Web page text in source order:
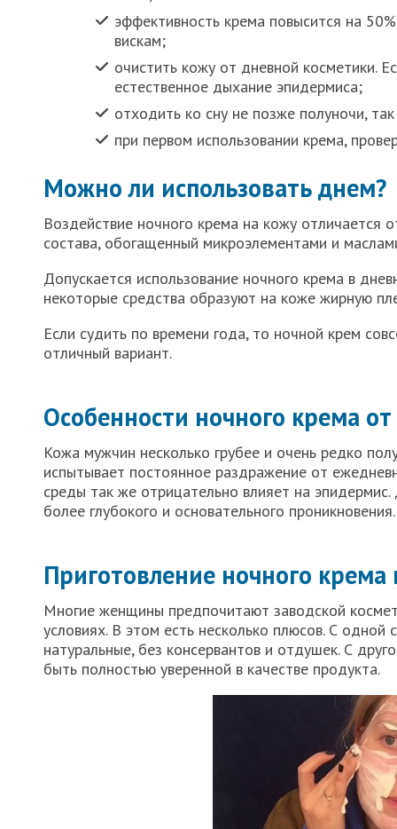
эффективность крема повысится на
вискам;
очистить кожу от дневной косметики.
естественное дыхание эпидермиса;
отходить ко сну не позже полуночи,
при первом использовании крема,
Можно ли использовать днем?
Воздействие ночного крема на кожу отличается
состава, обогащенный микроэлементами и
Допускается использование ночного крема в
некоторые средства образуют на коже жирную
Если судить по времени года, то ночной крем
отличный вариант.
Особенности ночного крема
Кожа мужчин несколько грубее и очень редко
испытывает постоянное раздражение от
среды так же отрицательно влияет на
более глубокого и основательного проникновения.
Приготовление ночного
Многие женщины предпочитают заводской
условиях. В этом есть несколько плюсов. С
натуральные, без консервантов и отдушек. С
быть полностью уверенной в качестве продукта.